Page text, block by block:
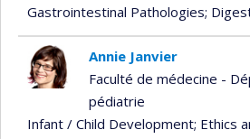
Gastrointestinal Pathologies;
Annie Janvier
Faculté de médecine -
pédiatrie
Infant / Child Development; Ethics